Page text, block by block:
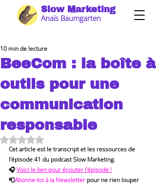
Slow Marketing
Anaïs Baumgarten
BeeCom : la boîte à
outils pour une
communication
responsable
10 min de lecture
Noté NaN étoiles sur 5.
Cet article est le transcript et les ressources de
l'épisode 41 du podcast Slow Marketing.
🎧 Voici le lien pour écouter l'épisode !
📮Abonne-toi à la Newsletter pour ne rien louper